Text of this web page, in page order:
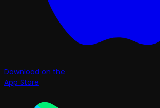
Download on the
App Store